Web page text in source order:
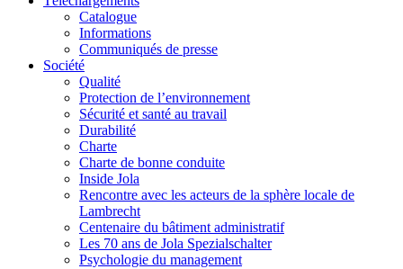
Catalogue
Informations
Communiqués de presse
Société
Qualité
Protection de l’environnement
Sécurité et santé au travail
Durabilité
Charte
Charte de bonne conduite
Inside Jola
Rencontre avec les acteurs de la sphère locale de
Lambrecht
Centenaire du bâtiment administratif
Les 70 ans de Jola Spezialschalter
Psychologie du management